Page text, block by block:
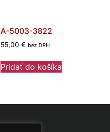
A-5003-3822
55,00 € bez DPH
Pridať do košíka